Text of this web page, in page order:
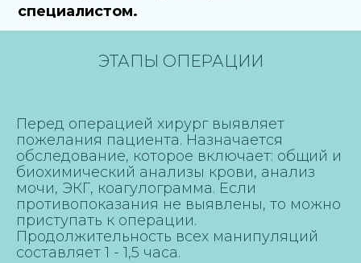
специалистом.
ЭТАПЫ ОПЕРАЦИИ
Перед операцией хирург выявляет
пожелания пациента. Назначается
обследование, которое включает: общий и
биохимический анализы крови, анализ
мочи, ЭКГ, коагулограмма. Если
противопоказания не выявлены, то можно
приступать к операции.
Продолжительность всех манипуляций
составляет 1 - 1,5 часа.